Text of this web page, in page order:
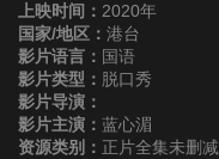
第20220112期
第20220117期
上映时间： 2020年
国家/地区： 港台
影片语言： 国语
影片类型： 脱口秀
影片导演：
影片主演： 蓝心湄
资源类别： 正片全集未删减